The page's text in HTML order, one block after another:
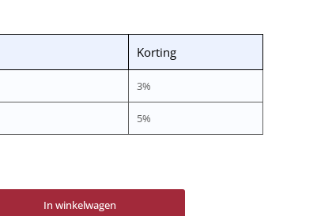
Korting
3%
5%
In winkelwagen